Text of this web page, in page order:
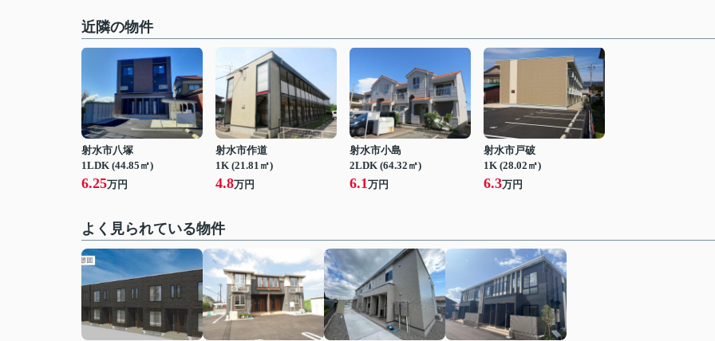
近隣の物件
射水市八塚
1LDK (44.85㎡)
6.25万円
射水市作道
1K (21.81㎡)
4.8万円
射水市小島
2LDK (64.32㎡)
6.1万円
射水市戸破
1K (28.02㎡)
6.3万円
よく見られている物件